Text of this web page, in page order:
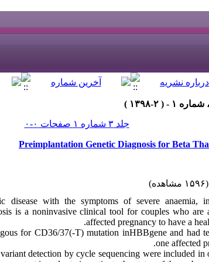
جلد ۳ شماره ۱ صفحات ۰-۰
Preimplantation Genetic Diagnosis for Beta
(۱۵۹۶ مشاهده)
disease with the symptoms of severe anaemia,
is a noninvasive clinical tool for couples who are
affected pregnancy to have a
for CD36/37(-T) mutation inHBBgene and had
one affected
detection by cycle sequencing were included in